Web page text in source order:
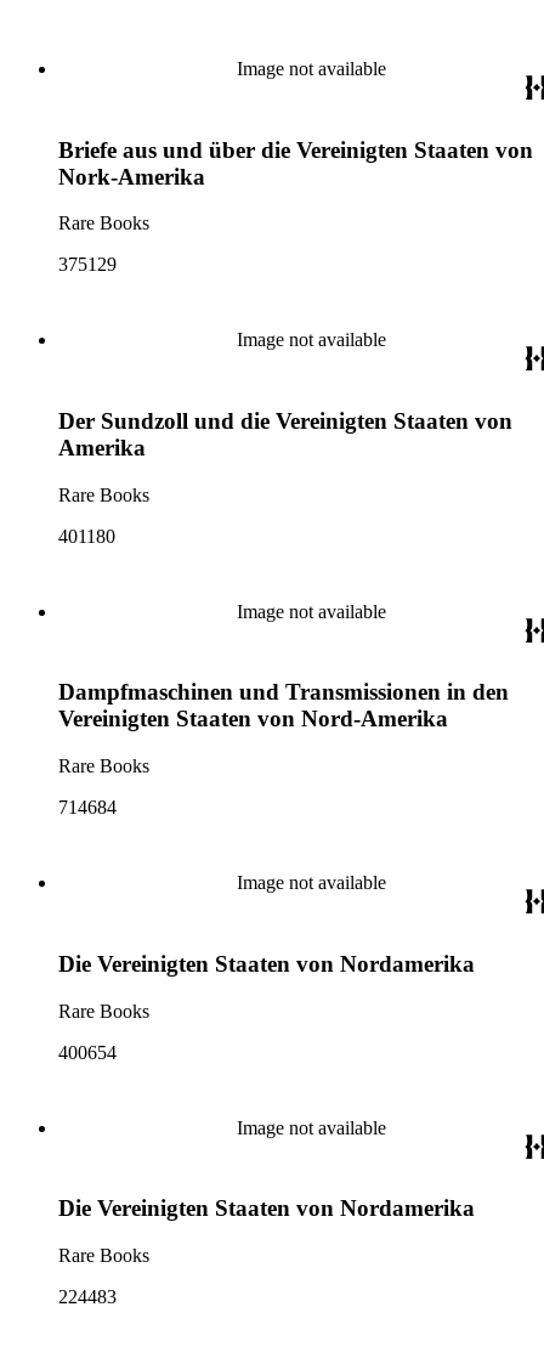
Image not available
Briefe aus und über die Vereinigten Staaten von
Nork-Amerika
Rare Books
375129
Image not available
Der Sundzoll und die Vereinigten Staaten von
Amerika
Rare Books
401180
Image not available
Dampfmaschinen und Transmissionen in den
Vereinigten Staaten von Nord-Amerika
Rare Books
714684
Image not available
Die Vereinigten Staaten von Nordamerika
Rare Books
400654
Image not available
Die Vereinigten Staaten von Nordamerika
Rare Books
224483